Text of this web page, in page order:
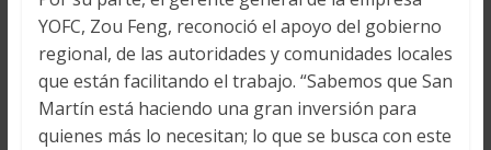
YOFC, Zou Feng, reconoció el apoyo del gobierno
regional, de las autoridades y comunidades locales
que están facilitando el trabajo. “Sabemos que San
Martín está haciendo una gran inversión para
quienes más lo necesitan; lo que se busca con este